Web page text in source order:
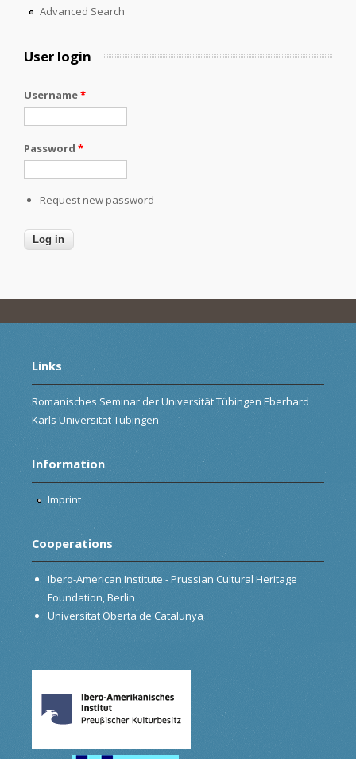
Advanced Search
User login
Username*
Password *
Request new password
Links
Romanisches Seminar der Universität Tübingen Eberhard
Karls Universität Tübingen
Information
Imprint
Cooperations
Ibero-American Institute - Prussian Cultural Heritage
Foundation, Berlin
Universitat Oberta de Catalunya